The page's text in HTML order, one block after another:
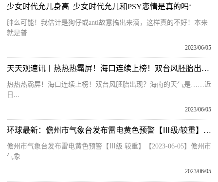
少女时代允儿身高_少女时代允儿和PSY恋情是真的吗‘
肿么可能！我估计是狗仔或anti故意搞出来滴，这样真的不好！本来
就是普
2023/06/05
天天观速讯丨热热热霸屏！海口连续上榜！双台风胚胎出现？海南的天气是……
热热热霸屏！海口连续上榜！双台风胚胎出现？海南的天气是……近
日...
2023/06/05
环球最新：儋州市气象台发布雷电黄色预警【Ⅲ级/较重】【2023-06-05】
儋州市气象台发布雷电黄色预警【Ⅲ级 较重】【2023-06-05】儋州市
气象
2023/06/05